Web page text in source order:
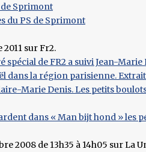
de Sprimont
du PS de Sprimont
2011 sur Fr2.
spécial de FR2 a suivi Jean-
dans la région parisienne.
Marie Denis. Les petits
dans « Man bijt hond » les
2008 de 13h35 à 14h05 sur La